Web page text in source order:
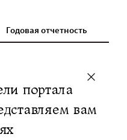
Годовая отчетность
портала
вам